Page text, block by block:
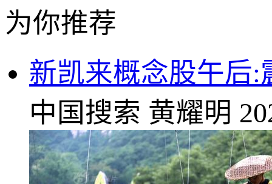
为你推荐
新凯来概念股午后:
中国搜索 黄耀明